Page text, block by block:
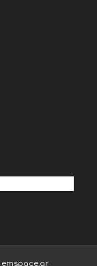
emspace.gr